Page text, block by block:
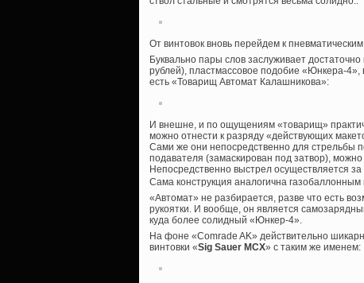
От винтовок вновь перейдем к
Буквально пары слов заслуживает
рублей), пластмассовое подобие «Юнкера-
есть «Товарищ Автомат Калашникова»:
И внешне, и по ощущениям «товарищ»
можно отнести к разряду «действующих
Сами же они непосредственно для стрельбы
подавателя (замаскирован под затвор),
Непосредственно выстрел осуществляется
Сама конструкция аналогична
«Автомат» не разбирается, разве что есть
рукоятки. И вообще, он является
куда более солидный «Юнкер-4».
На фоне «Comrade AK» действительно
винтовки «Sig Sauer MCX» с таким же именем: